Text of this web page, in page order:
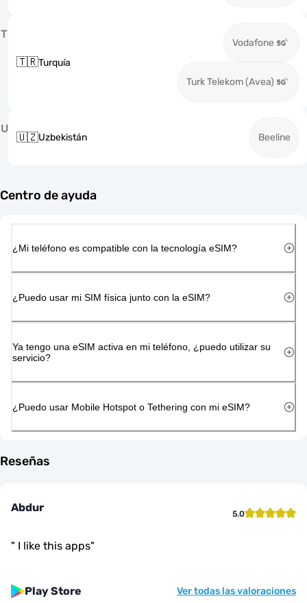
T
🇹🇷Turquía
Vodafone
Turk Telekom (Avea)
U
🇺🇿Uzbekistán Beeline
Centro de ayuda
¿Mi teléfono es compatible con la tecnología eSIM?
¿Puedo usar mi SIM física junto con la eSIM?
Ya tengo una eSIM activa en mi teléfono, ¿puedo utilizar su
servicio?
¿Puedo usar Mobile Hotspot o Tethering con mi eSIM?
Reseñas
Abdur 5.0
" I like this apps"
Play Store Ver todas las valoraciones